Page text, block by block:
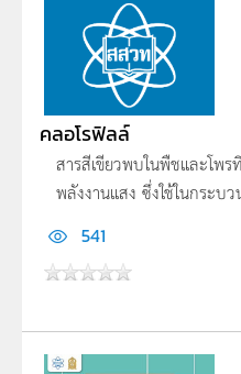
คลอโรฟิลล์
สารสีเขียวพบในพืชและโพ
พลังงานแสง ซึ่งใช้ในกระบ
541